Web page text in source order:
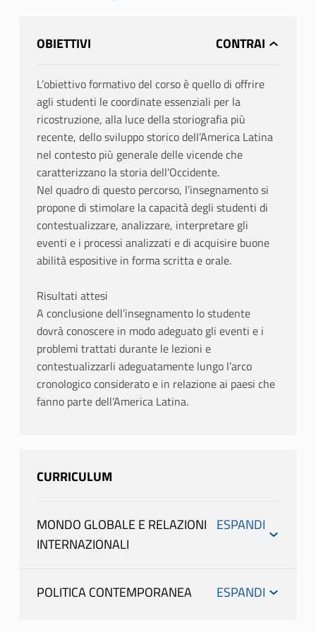
OBIETTIVI
L’obiettivo formativo del corso è quello di offrire
agli studenti le coordinate essenziali per la
ricostruzione, alla luce della storiografia più
recente, dello sviluppo storico dell’America Latina
nel contesto più generale delle vicende che
caratterizzano la storia dell’Occidente.
Nel quadro di questo percorso, l’insegnamento si
propone di stimolare la capacità degli studenti di
contestualizzare, analizzare, interpretare gli
eventi e i processi analizzati e di acquisire buone
abilità espositive in forma scritta e orale.
Risultati attesi
A conclusione dell’insegnamento lo studente
dovrà conoscere in modo adeguato gli eventi e i
problemi trattati durante le lezioni e
contestualizzarli adeguatamente lungo l’arco
cronologico considerato e in relazione ai paesi che
fanno parte dell’America Latina.
CURRICULUM
MONDO GLOBALE E RELAZIONI
INTERNAZIONALI
POLITICA CONTEMPORANEA